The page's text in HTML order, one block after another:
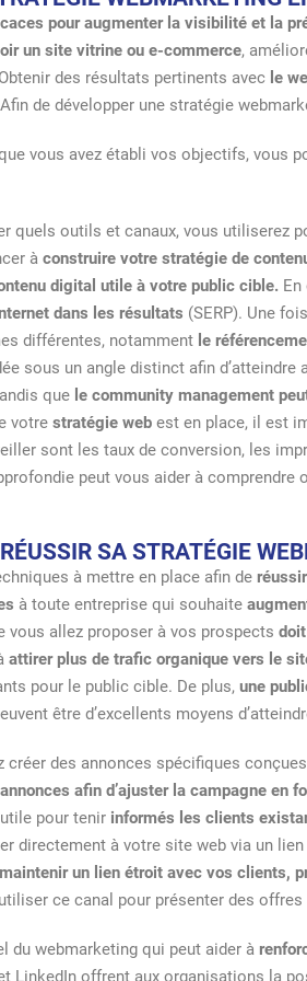
pour augmenter la visibilité et la
un site vitrine ou e-commerce,
des résultats pertinents avec le
de développer une stratégie
vous avez établi vos objectifs, vous
quels outils et canaux, vous utiliserez
à construire votre stratégie de
digital utile à votre public cible. En
dans les résultats (SERP). Une
différentes, notamment le
sous un angle distinct afin d’atteindre
que le community management
votre stratégie web est en place, il est
sont les taux de conversion, les
peut vous aider à
SA STRATÉGIE
à mettre en place afin de
à toute entreprise qui souhaite
vous allez proposer à vos prospects
attirer plus de trafic organique vers le
pour le public cible. De plus, une
être d’excellents moyens
créer des annonces spécifiques
afin d’ajuster la campagne en
pour tenir informés les clients
directement à votre site web via un
maintenir un lien étroit avec vos clients,
ce canal pour présenter des
du webmarketing qui peut aider à
LinkedIn offrent aux organisations la